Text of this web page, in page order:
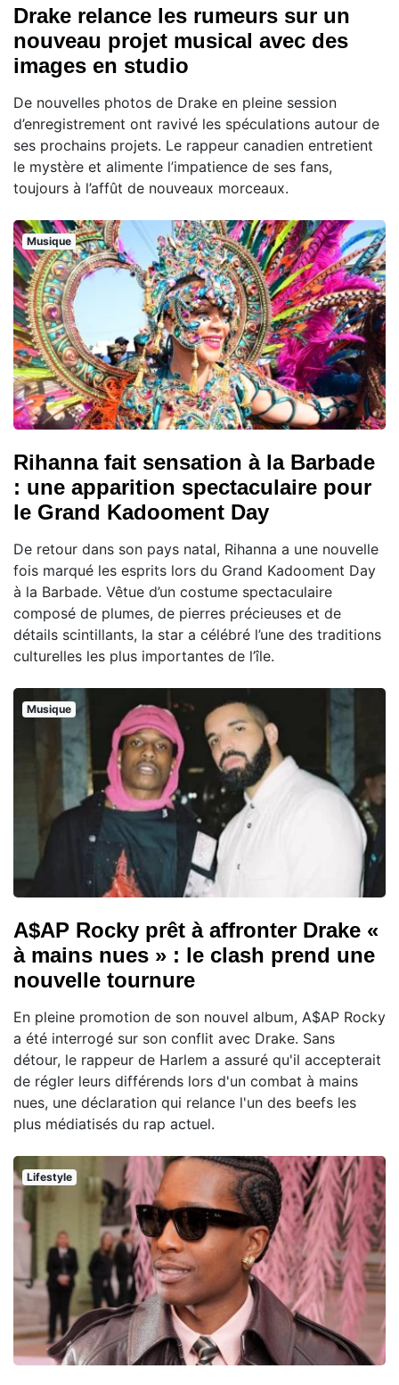
Drake relance les rumeurs sur un
nouveau projet musical avec des
images en studio
De nouvelles photos de Drake en pleine session
d’enregistrement ont ravivé les spéculations autour de
ses prochains projets. Le rappeur canadien entretient
le mystère et alimente l’impatience de ses fans,
toujours à l’affût de nouveaux morceaux.
Musique
Rihanna fait sensation à la Barbade
: une apparition spectaculaire pour
le Grand Kadooment Day
De retour dans son pays natal, Rihanna a une nouvelle
fois marqué les esprits lors du Grand Kadooment Day
à la Barbade. Vêtue d’un costume spectaculaire
composé de plumes, de pierres précieuses et de
détails scintillants, la star a célébré l’une des traditions
culturelles les plus importantes de l’île.
Musique
A$AP Rocky prêt à affronter Drake «
à mains nues » : le clash prend une
nouvelle tournure
En pleine promotion de son nouvel album, A$AP Rocky
a été interrogé sur son conflit avec Drake. Sans
détour, le rappeur de Harlem a assuré qu'il accepterait
de régler leurs différends lors d'un combat à mains
nues, une déclaration qui relance l'un des beefs les
plus médiatisés du rap actuel.
Lifestyle